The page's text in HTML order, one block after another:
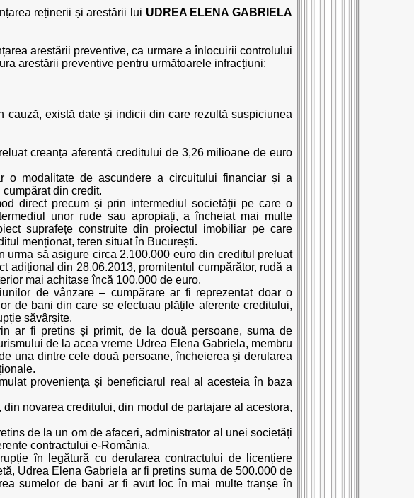
reținerii și arestării lui UDREA ELENA GABRIELA
arestării preventive, ca urmare a înlocuirii controlului
arestării preventive pentru următoarele infracțiuni:
cauză, există date și indicii din care rezultă suspiciunea
creanța aferentă creditului de 3,26 milioane de euro
o modalitate de ascundere a circuitului financiar și a
din credit.
direct precum și prin intermediul societății pe care o
unor rude sau apropiați, a încheiat mai multe
suprafețe construite din proiectul imobiliar pe care
menționat, teren situat în București.
urma să asigure circa 2.100.000 euro din creditul preluat
adițional din 28.06.2013, promitentul cumpărător, rudă a
mai achitase încă 100.000 de euro.
de vânzare – cumpărare ar fi reprezentat doar o
de bani din care se efectuau plățile aferente creditului,
săvârșite.
ar fi pretins și primit, de la două persoane, suma de
de la acea vreme Udrea Elena Gabriela, membru
una dintre cele două persoane, încheierea și derularea
proveniența și beneficiarul real al acesteia în baza
novarea creditului, din modul de partajare al acestora,
de la un om de afaceri, administrator al unei societăți
contractului e-România.
în legătură cu derularea contractului de licențiere
Udrea Elena Gabriela ar fi pretins suma de 500.000 de
sumelor de bani ar fi avut loc în mai multe tranșe în